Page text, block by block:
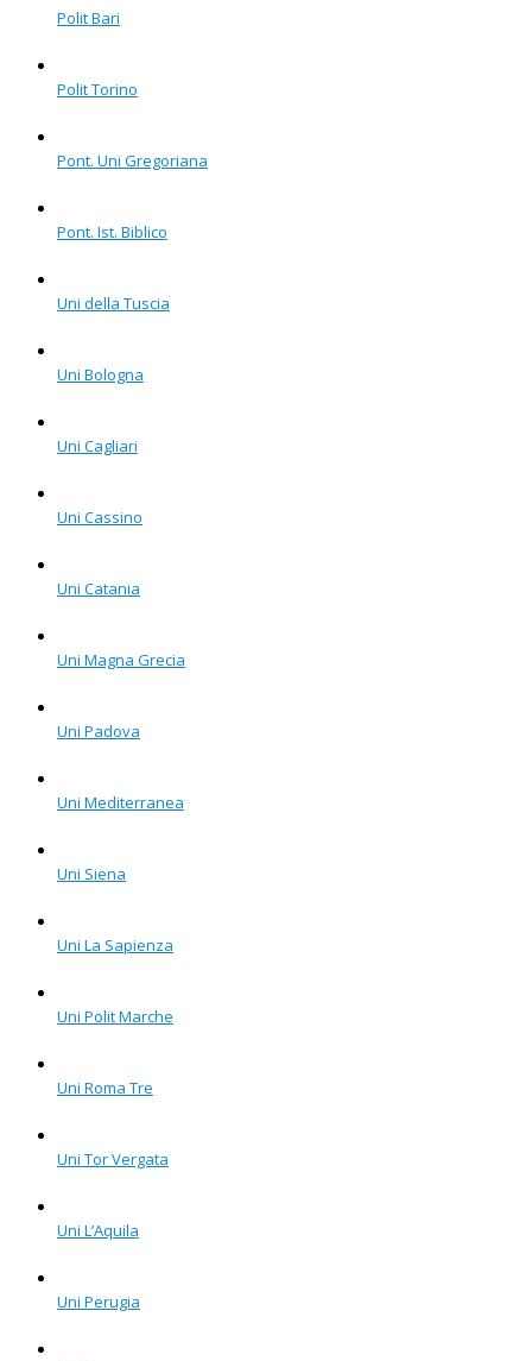
Polit Bari
Polit Torino
Pont. Uni Gregoriana
Pont. Ist. Biblico
Uni della Tuscia
Uni Bologna
Uni Cagliari
Uni Cassino
Uni Catania
Uni Magna Grecia
Uni Padova
Uni Mediterranea
Uni Siena
Uni La Sapienza
Uni Polit Marche
Uni Roma Tre
Uni Tor Vergata
Uni L’Aquila
Uni Perugia